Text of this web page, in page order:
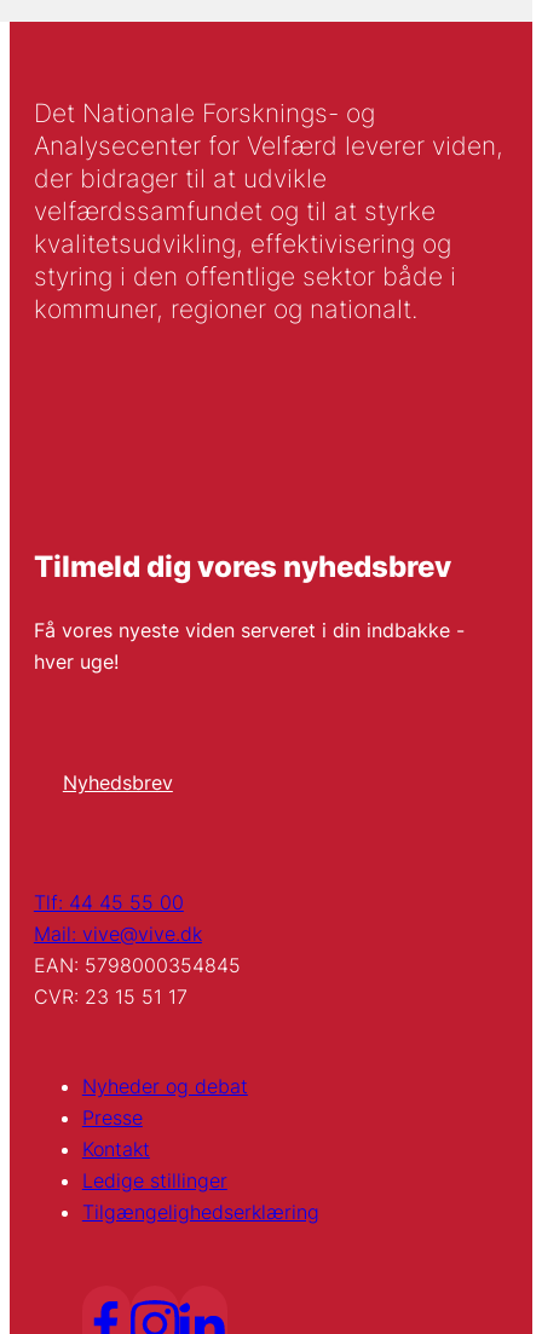
Det Nationale Forsknings- og
Analysecenter for Velfærd leverer viden,
der bidrager til at udvikle
velfærdssamfundet og til at styrke
kvalitetsudvikling, effektivisering og
styring i den offentlige sektor både i
kommuner, regioner og nationalt.
Tilmeld dig vores nyhedsbrev
Få vores nyeste viden serveret i din indbakke -
hver uge!
Nyhedsbrev
Tlf: 44 45 55 00
Mail: vive@vive.dk
EAN: 5798000354845
CVR: 23 15 51 17
Nyheder og debat
Presse
Kontakt
Ledige stillinger
Tilgængelighedserklæring